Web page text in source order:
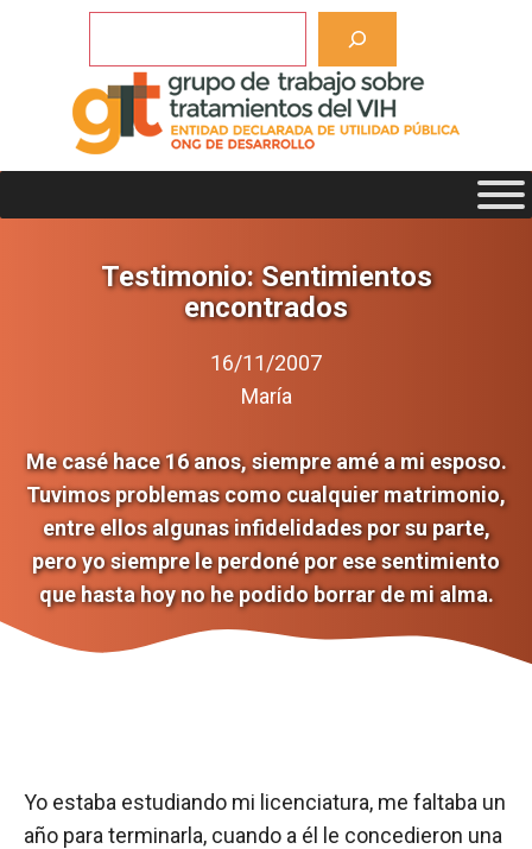
Testimonio: Sentimientos
encontrados
16/11/2007
María
Me casé hace 16 anos, siempre amé a mi esposo.
Tuvimos problemas como cualquier matrimonio,
entre ellos algunas infidelidades por su parte,
pero yo siempre le perdoné por ese sentimiento
que hasta hoy no he podido borrar de mi alma.
Yo estaba estudiando mi licenciatura, me faltaba un
año para terminarla, cuando a él le concedieron una